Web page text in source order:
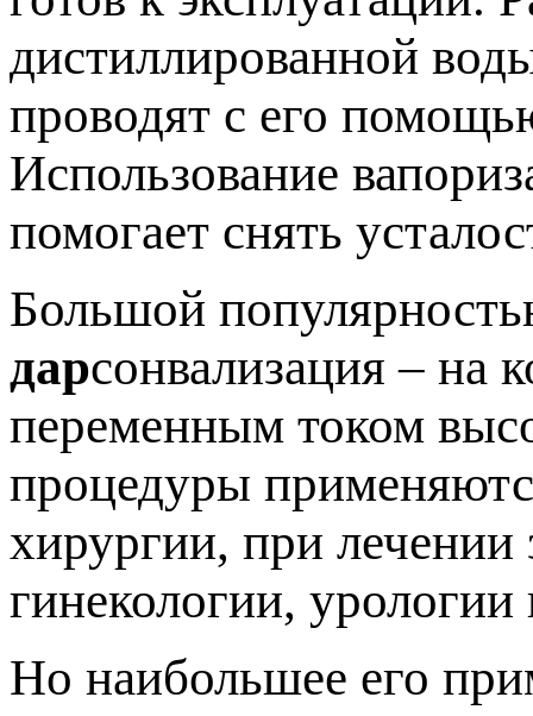
дистиллированной
проводят с его
Использование
помогает снять
Большой
дарсонвализация – на
переменным током
процедуры
хирургии, при лечении
гинекологии, урологии
Но наибольшее его